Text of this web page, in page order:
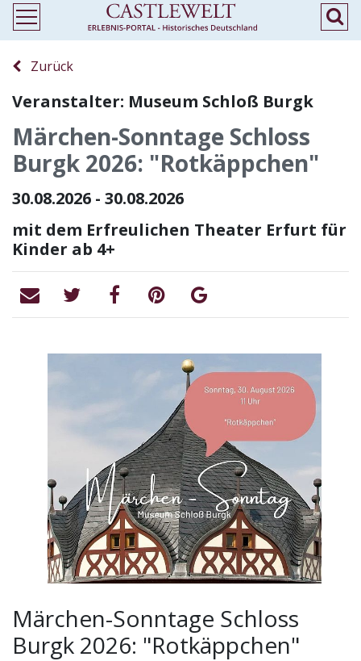
Zurück
Veranstalter: Museum Schloß Burgk
Märchen-Sonntage Schloss
Burgk 2026: "Rotkäppchen"
30.08.2026 - 30.08.2026
mit dem Erfreulichen Theater Erfurt für
Kinder ab 4+
Märchen-Sonntage Schloss
Burgk 2026: "Rotkäppchen"